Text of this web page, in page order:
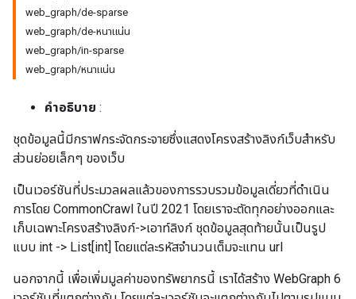
web_graph/de-sparse
web_graph/de-หนาแน่น
web_graph/in-sparse
web_graph/หนาแน่น
คำอธิบาย :
ชุดข้อมูลนี้มีกราฟกระจัดกระจายซึ่งแสดงโครงสร้างลิงก์เว็บสำหรับ
ส่วนย่อยเล็กๆ ของเว็บ
เป็นเวอร์ชันที่ประมวลผลแล้วของการรวบรวมข้อมูลเดี่ยวที่ดำเนิน
การโดย CommonCrawl ในปี 2021 โดยเราจะตัดทุกอย่างออกและ
เก็บเฉพาะโครงสร้างลิงก์->เอาท์ลิงก์ ชุดข้อมูลสุดท้ายนั้นเป็นรูป
แบบ int -> List[int] โดยแต่ละรหัสจำนวนเต็มจะแทน url
นอกจากนี้ เพื่อเพิ่มมูลค่าของทรัพยากรนี้ เราได้สร้าง WebGraph 6